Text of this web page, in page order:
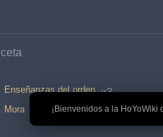
🎉 ¡Bienvenidos a la
Enseñanzas del orden x3
Mora x175